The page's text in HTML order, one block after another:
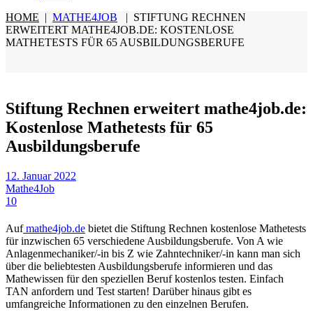
HOME | MATHE4JOB | STIFTUNG RECHNEN
ERWEITERT MATHE4JOB.DE: KOSTENLOSE
MATHETESTS FÜR 65 AUSBILDUNGSBERUFE
Stiftung Rechnen erweitert mathe4job.de:
Kostenlose Mathetests für 65
Ausbildungsberufe
12. Januar 2022
Mathe4Job
10
Aufmathe4job.de bietet die Stiftung Rechnen kostenlose Mathetests
für inzwischen 65 verschiedene Ausbildungsberufe. Von A wie
Anlagenmechaniker/-in bis Z wie Zahntechniker/-in kann man sich
über die beliebtesten Ausbildungsberufe informieren und das
Mathewissen für den speziellen Beruf kostenlos testen. Einfach
TAN anfordern und Test starten! Darüber hinaus gibt es
umfangreiche Informationen zu den einzelnen Berufen.